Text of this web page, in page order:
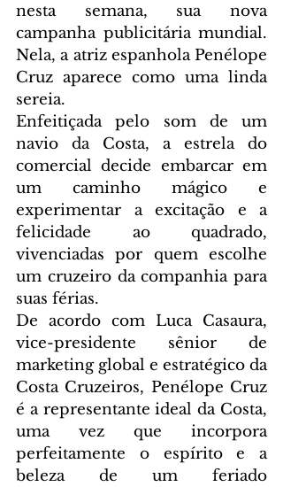
nesta semana, sua nova
campanha publicitária mundial.
Nela, a atriz espanhola Penélope
Cruz aparece como uma linda
sereia.
Enfeitiçada pelo som de um
navio da Costa, a estrela do
comercial decide embarcar em
um caminho mágico e
experimentar a excitação e a
felicidade ao quadrado,
vivenciadas por quem escolhe
um cruzeiro da companhia para
suas férias.
De acordo com Luca Casaura,
vice-presidente sênior de
marketing global e estratégico da
Costa Cruzeiros, Penélope Cruz
é a representante ideal da Costa,
uma vez que incorpora
perfeitamente o espírito e a
beleza de um feriado